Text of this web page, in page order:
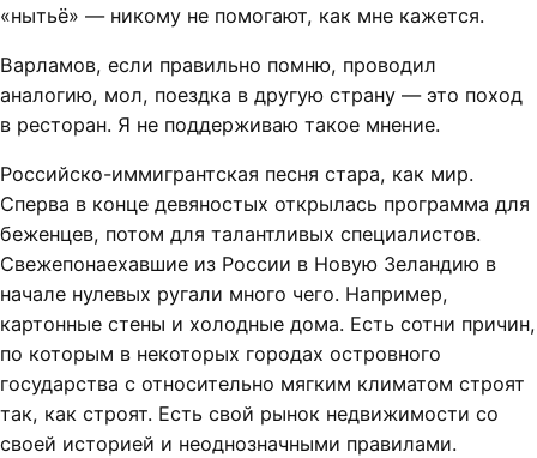
«нытьё» — никому не помогают, как мне кажется.
Варламов, если правильно помню, проводил
аналогию, мол, поездка в другую страну — это поход
в ресторан. Я не поддерживаю такое мнение.
Российско-иммигрантская песня стара, как мир.
Сперва в конце девяностых открылась программа для
беженцев, потом для талантливых специалистов.
Свежепонаехавшие из России в Новую Зеландию в
начале нулевых ругали много чего. Например,
картонные стены и холодные дома. Есть сотни причин,
по которым в некоторых городах островного
государства с относительно мягким климатом строят
так, как строят. Есть свой рынок недвижимости со
своей историей и неоднозначными правилами.